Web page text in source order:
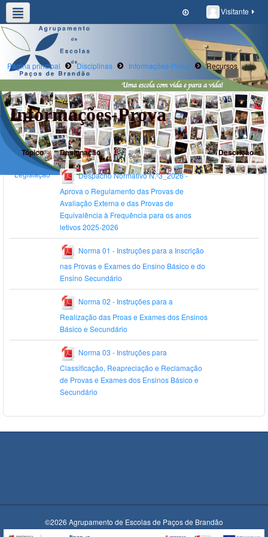
Visitante
Agrupamento Oferta Formativa
Clubes e Projetos
Página principal Disciplinas Informações-Prova Recursos
Informações-Prova
Tópico Designação Descrição
Legislação
Despacho Normativo N.º3_2026 -
Aprova o Regulamento das Provas de
Avaliação Externa e das Provas de
Equivalência à Frequência para os anos
letivos 2025-2026
Norma 01 - Instruções para a Inscrição
nas Provas e Exames do Ensino Básico e do
Ensino Secundário
Norma 02 - Instruções para a
Realização das Proas e Exames dos Ensinos
Básico e Secundário
Norma 03 - Instruções para
Classificação, Reapreciação e Reclamação
de Provas e Exames dos Ensinos Básico e
Secundário
©2026 Agrupamento de Escolas de Paços de Brandão